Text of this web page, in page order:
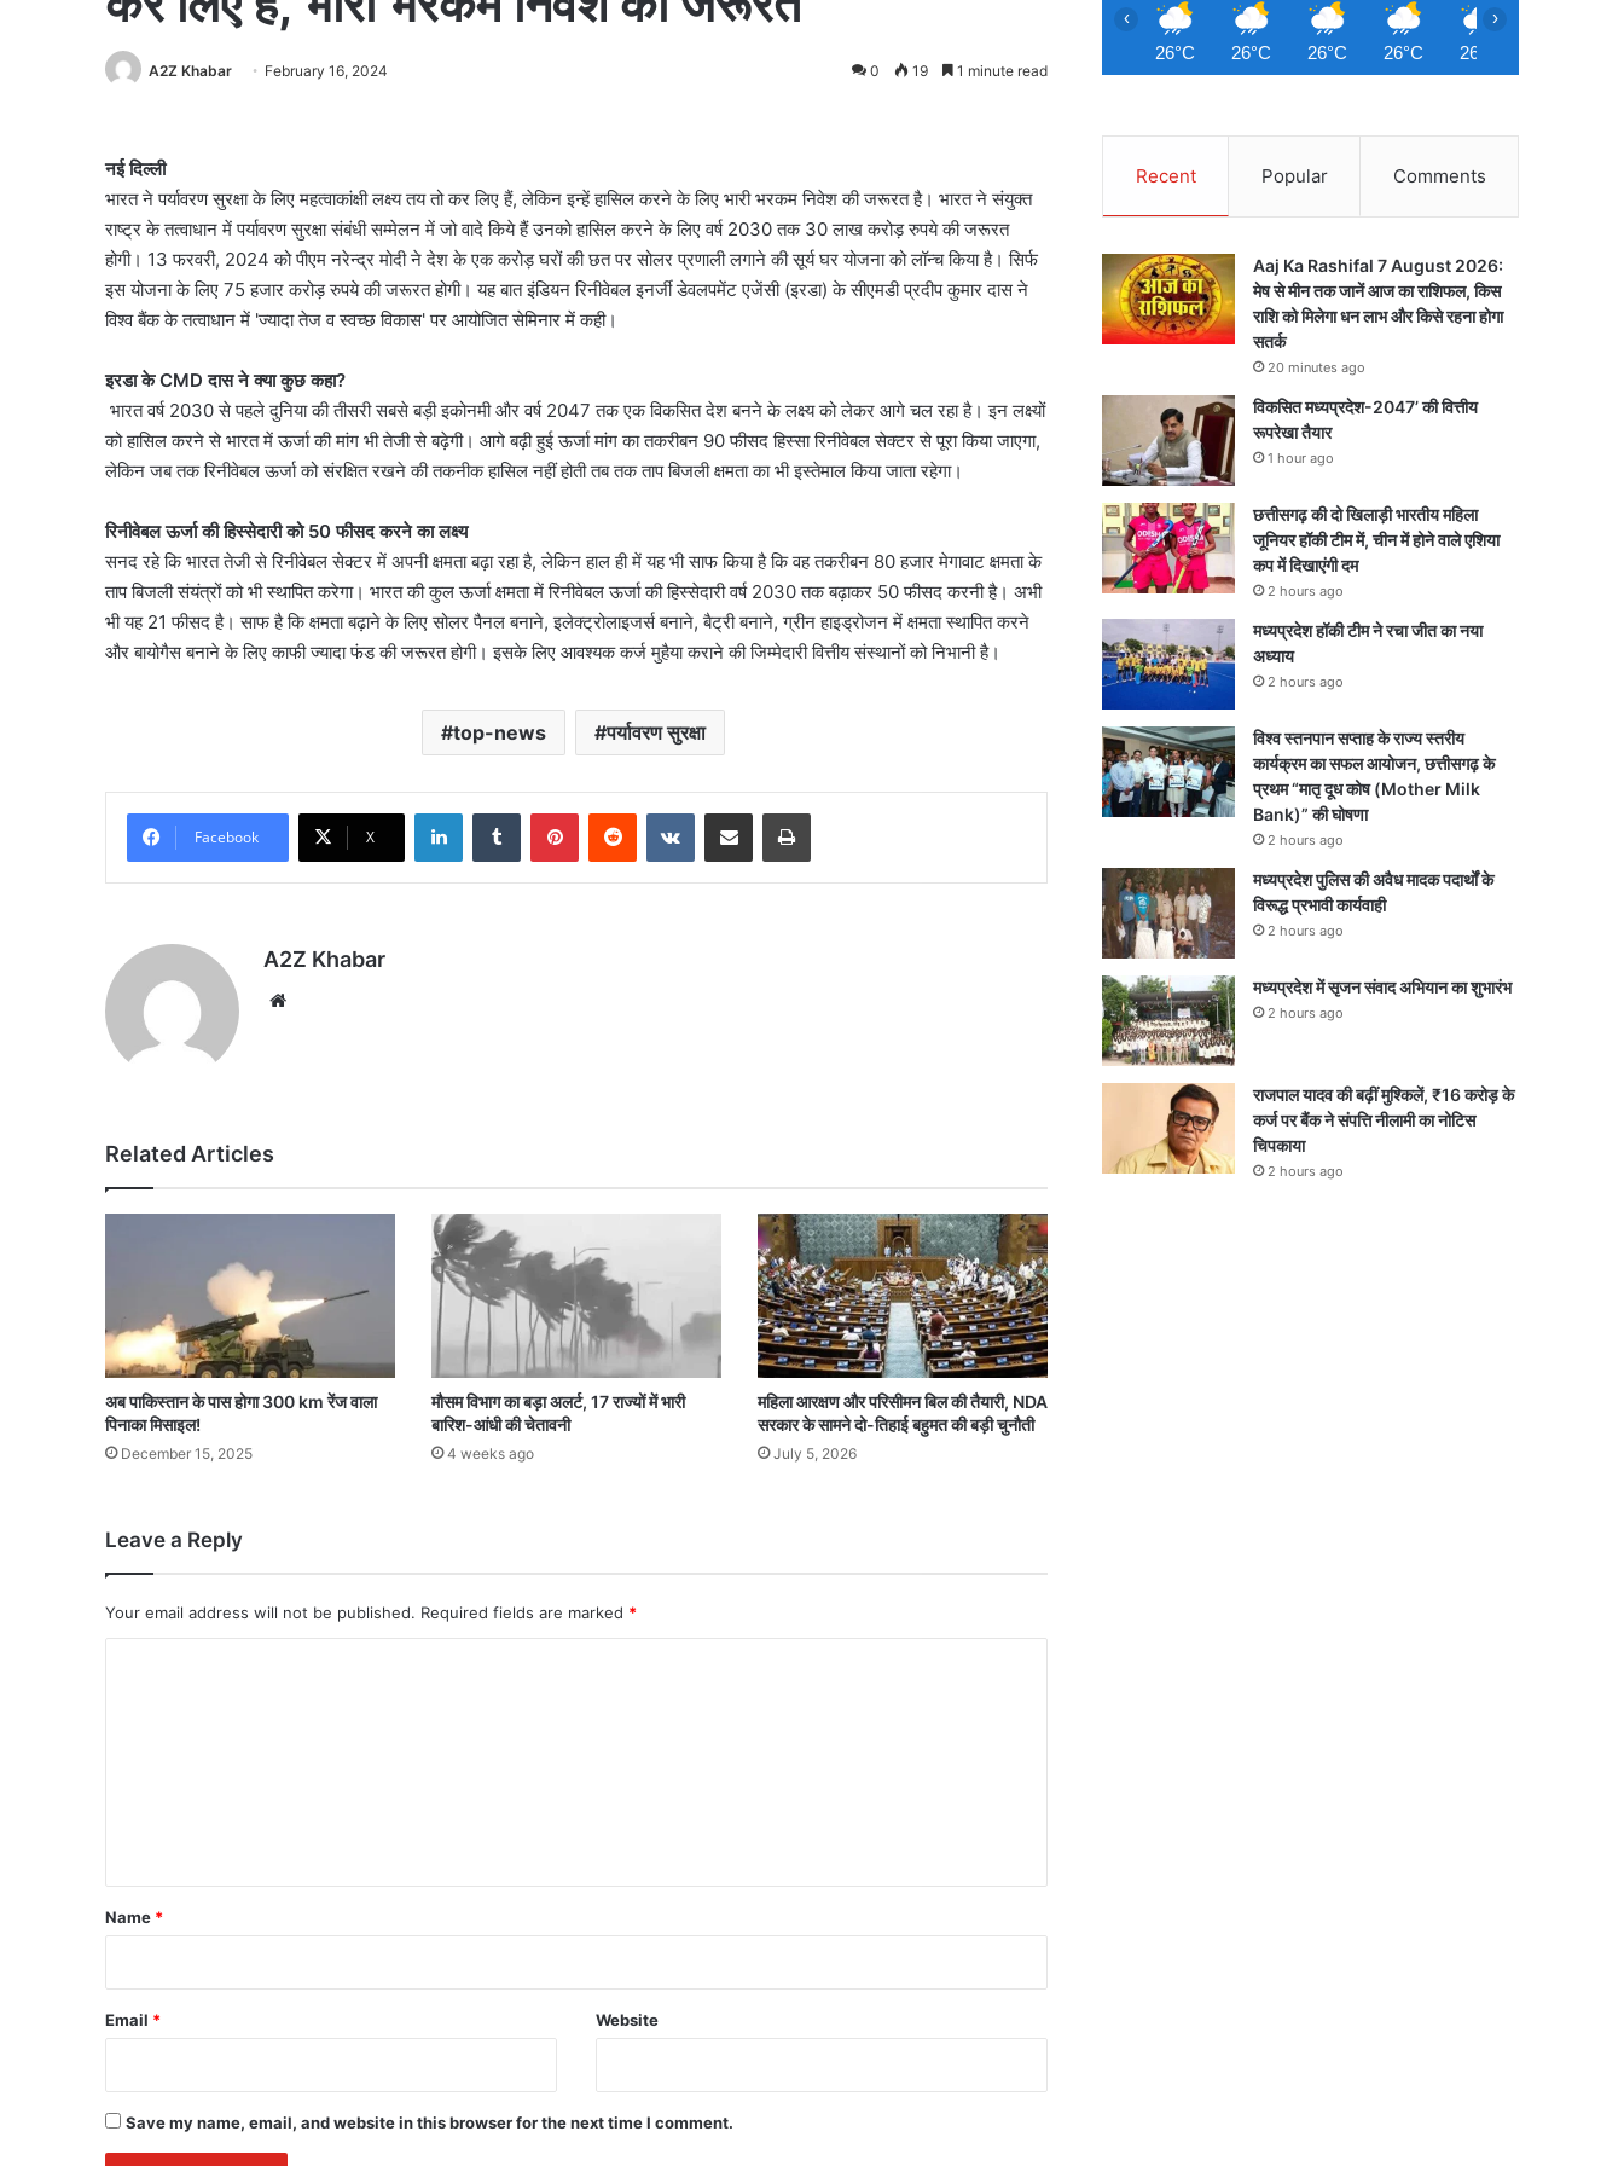
A2Z Khabar February 16, 2024 0 19 1 minute read
नई दिल्ली
भारत ने पर्यावरण सुरक्षा के लिए महत्वाकांक्षी लक्ष्य तय तो कर लिए हैं, लेकिन इन्हें हासिल करने के लिए भारी भरकम निवेश की जरूरत है। भारत ने संयुक्त
राष्ट्र के तत्वाधान में पर्यावरण सुरक्षा संबंधी सम्मेलन में जो वादे किये हैं उनको हासिल करने के लिए वर्ष 2030 तक 30 लाख करोड़ रुपये की जरूरत
होगी। 13 फरवरी, 2024 को पीएम नरेन्द्र मोदी ने देश के एक करोड़ घरों की छत पर सोलर प्रणाली लगाने की सूर्य घर योजना को लॉन्च किया है। सिर्फ
इस योजना के लिए 75 हजार करोड़ रुपये की जरूरत होगी। यह बात इंडियन रिनीवेबल इनर्जी डेवलपमेंट एजेंसी (इरडा) के सीएमडी प्रदीप कुमार दास ने
विश्व बैंक के तत्वाधान में 'ज्यादा तेज व स्वच्छ विकास' पर आयोजित सेमिनार में कही।
इरडा के CMD दास ने क्या कुछ कहा?
भारत वर्ष 2030 से पहले दुनिया की तीसरी सबसे बड़ी इकोनमी और वर्ष 2047 तक एक विकसित देश बनने के लक्ष्य को लेकर आगे चल रहा है। इन लक्ष्यों
को हासिल करने से भारत में ऊर्जा की मांग भी तेजी से बढ़ेगी। आगे बढ़ी हुई ऊर्जा मांग का तकरीबन 90 फीसद हिस्सा रिनीवेबल सेक्टर से पूरा किया जाएगा,
लेकिन जब तक रिनीवेबल ऊर्जा को संरक्षित रखने की तकनीक हासिल नहीं होती तब तक ताप बिजली क्षमता का भी इस्तेमाल किया जाता रहेगा।
रिनीवेबल ऊर्जा की हिस्सेदारी को 50 फीसद करने का लक्ष्य
सनद रहे कि भारत तेजी से रिनीवेबल सेक्टर में अपनी क्षमता बढ़ा रहा है, लेकिन हाल ही में यह भी साफ किया है कि वह तकरीबन 80 हजार मेगावाट क्षमता के
ताप बिजली संयंत्रों को भी स्थापित करेगा। भारत की कुल ऊर्जा क्षमता में रिनीवेबल ऊर्जा की हिस्सेदारी वर्ष 2030 तक बढ़ाकर 50 फीसद करनी है। अभी
भी यह 21 फीसद है। साफ है कि क्षमता बढ़ाने के लिए सोलर पैनल बनाने, इलेक्ट्रोलाइजर्स बनाने, बैट्री बनाने, ग्रीन हाइड्रोजन में क्षमता स्थापित करने
और बायोगैस बनाने के लिए काफी ज्यादा फंड की जरूरत होगी। इसके लिए आवश्यक कर्ज मुहैया कराने की जिम्मेदारी वित्तीय संस्थानों को निभानी है।
top-news पर्यावरण सुरक्षा
Facebook X
LinkedInTumblr PinterestReddit VKontakteShare via Email Print
A2Z Khabar
Related Articles
अब पाकिस्तान के पास होगा 300 km रेंज वाला
पिनाका मिसाइल!
December 15, 2025
मौसम विभाग का बड़ा अलर्ट, 17 राज्यों में भारी
बारिश-आंधी की चेतावनी
4 weeks ago
महिला आरक्षण और परिसीमन बिल की तैयारी, NDA
सरकार के सामने दो-तिहाई बहुमत की बड़ी चुनौती
July 5, 2026
Leave a Reply
Your email address will not be published. Required fields are marked *
*
Name *
Email * Website
Save my name, email, and website in this browser for the next time I comment.
26°C 26°C 26°C 26°C 26°C
‹ ›
Recent Popular Comments
Aaj Ka Rashifal 7 August 2026:
मेष से मीन तक जानें आज का राशिफल, किस
राशि को मिलेगा धन लाभ और किसे रहना होगा
सतर्क
20 minutes ago
विकसित मध्यप्रदेश-2047’ की वित्तीय
रूपरेखा तैयार
1 hour ago
छत्तीसगढ़ की दो खिलाड़ी भारतीय महिला
जूनियर हॉकी टीम में, चीन में होने वाले एशिया
कप में दिखाएंगी दम
2 hours ago
मध्यप्रदेश हॉकी टीम ने रचा जीत का नया
अध्याय
2 hours ago
विश्व स्तनपान सप्ताह के राज्य स्तरीय
कार्यक्रम का सफल आयोजन, छत्तीसगढ़ के
प्रथम “मातृ दूध कोष (Mother Milk
Bank)” की घोषणा
2 hours ago
मध्यप्रदेश पुलिस की अवैध मादक पदार्थों के
विरूद्ध प्रभावी कार्यवाही
2 hours ago
मध्यप्रदेश में सृजन संवाद अभियान का शुभारंभ
2 hours ago
राजपाल यादव की बढ़ीं मुश्किलें, ₹16 करोड़ के
कर्ज पर बैंक ने संपत्ति नीलामी का नोटिस
चिपकाया
2 hours ago